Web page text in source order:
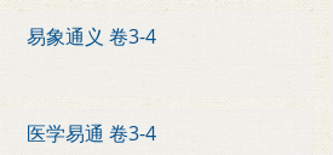
易象通义 卷3-4
医学易通 卷3-4